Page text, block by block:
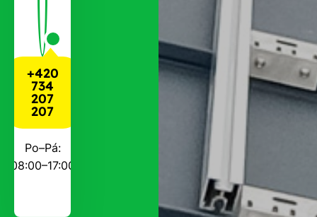
+420
734
207
207
Po–Pá:
08:00–17:00